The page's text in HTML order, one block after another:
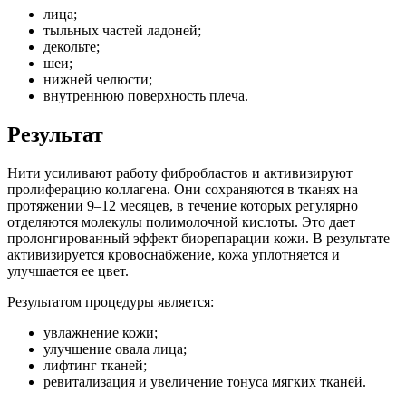
лица;
тыльных частей ладоней;
декольте;
шеи;
нижней челюсти;
внутреннюю поверхность плеча.
Результат
Нити усиливают работу фибробластов и активизируют
пролиферацию коллагена. Они сохраняются в тканях на
протяжении 9–12 месяцев, в течение которых регулярно
отделяются молекулы полимолочной кислоты. Это дает
пролонгированный эффект биорепарации кожи. В результате
активизируется кровоснабжение, кожа уплотняется и
улучшается ее цвет.
Результатом процедуры является:
увлажнение кожи;
улучшение овала лица;
лифтинг тканей;
ревитализация и увеличение тонуса мягких тканей.